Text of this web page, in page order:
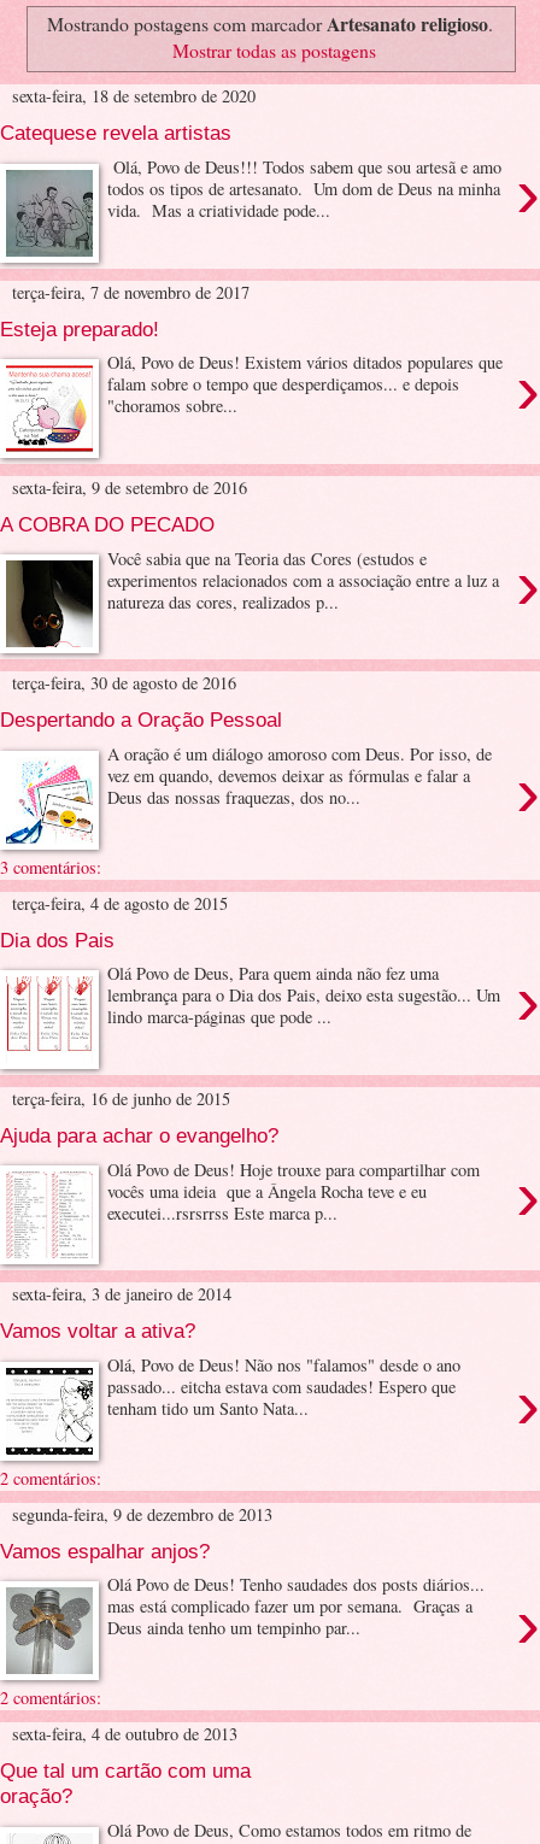
Mostrando postagens com marcadorArtesanato religioso.
Mostrar todas as postagens
sexta-feira, 18 de setembro de 2020
Catequese revela artistas
›
Olá, Povo de Deus!!! Todos sabem que sou artesã e amo
todos os tipos de artesanato. Um dom de Deus na minha
vida. Mas a criatividade pode...
terça-feira, 7 de novembro de 2017
Esteja preparado!
›
Olá, Povo de Deus! Existem vários ditados populares que
falam sobre o tempo que desperdiçamos... e depois
"choramos sobre...
sexta-feira, 9 de setembro de 2016
A COBRA DO PECADO
›
Você sabia que na Teoria das Cores (estudos e
experimentos relacionados com a associação entre a luz a
natureza das cores, realizados p...
terça-feira, 30 de agosto de 2016
Despertando a Oração Pessoal
›
A oração é um diálogo amoroso com Deus. Por isso, de
vez em quando, devemos deixar as fórmulas e falar a
Deus das nossas fraquezas, dos no...
3 comentários:
terça-feira, 4 de agosto de 2015
Dia dos Pais
›
Olá Povo de Deus, Para quem ainda não fez uma
lembrança para o Dia dos Pais, deixo esta sugestão... Um
lindo marca-páginas que pode ...
terça-feira, 16 de junho de 2015
Ajuda para achar o evangelho?
›
Olá Povo de Deus! Hoje trouxe para compartilhar com
vocês uma ideia que a Ângela Rocha teve e eu
executei...rsrsrrss Este marca p...
sexta-feira, 3 de janeiro de 2014
Vamos voltar a ativa?
›
Olá, Povo de Deus! Não nos "falamos" desde o ano
passado... eitcha estava com saudades! Espero que
tenham tido um Santo Nata...
2 comentários:
segunda-feira, 9 de dezembro de 2013
Vamos espalhar anjos?
›
Olá Povo de Deus! Tenho saudades dos posts diários...
mas está complicado fazer um por semana. Graças a
Deus ainda tenho um tempinho par...
2 comentários:
sexta-feira, 4 de outubro de 2013
Que tal um cartão com uma
oração?
Olá Povo de Deus, Como estamos todos em ritmo de